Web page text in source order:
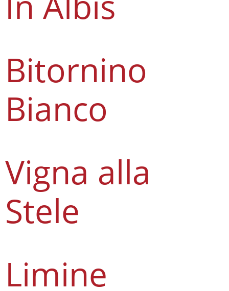
Bitornino
Bianco
Vigna alla
Stele
Limine